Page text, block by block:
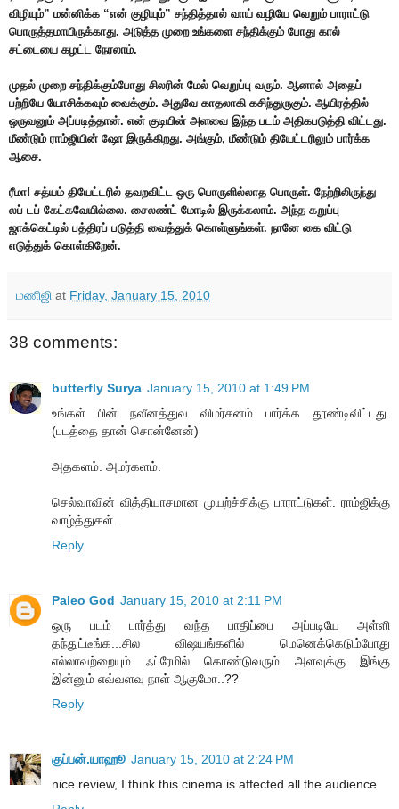
விழியும்” மன்னிக்க “என் குழியும்” சந்தித்தால் வாய் வழியே வெறும் பாராட்டு
பொருத்தமாயிருக்காது. அடுத்த முறை உங்களை சந்திக்கும் போது கால்
சட்டையை கழட்ட நேரலாம்.
முதல் முறை சந்திக்கும்போது சிலரின் மேல் வெறுப்பு வரும். ஆனால் அதைப்
பற்றியே யோசிக்கவும் வைக்கும். அதுவே காதலாகி கசிந்துருகும். ஆயிரத்தில்
ஒருவனும் அப்படித்தான். என் குடியின் அளவை இந்த படம் அதிகபடுத்தி விட்டது.
மீண்டும் ராம்ஜியின் ஷோ இருக்கிறது. அங்கும், மீண்டும் தியேட்டரிலும் பார்க்க
ஆசை.
ரீமா! சத்யம் தியேட்டரில் தவறவிட்ட ஒரு பொருளில்லாத பொருள். நேற்றிலிருந்து
லப் டப் கேட்கவேயில்லை. சைலண்ட் மோடில் இருக்கலாம். அந்த கறுப்பு
ஜாக்கெட்டில் பத்திரப் படுத்தி வைத்துக் கொள்ளுங்கள். நானே கை விட்டு
எடுத்துக் கொள்கிறேன்.
மணிஜி at Friday, January 15, 2010
38 comments:
butterfly Surya January 15, 2010 at 1:49 PM
உங்கள் பின் நவீனத்துவ விமர்சனம் பார்க்க தூண்டிவிட்டது.
(படத்தை தான் சொன்னேன்)
அதகளம். அமர்களம்.
செல்வாவின் வித்தியாசமான முயற்ச்சிக்கு பாராட்டுகள். ராம்ஜிக்கு
வாழ்த்துகள்.
Reply
Paleo God January 15, 2010 at 2:11 PM
ஒரு படம் பார்த்து வந்த பாதிப்பை அப்படியே அள்ளி
தந்துட்டீங்க...சில விஷயங்களில் மெனெக்கெடும்போது
எல்லாவற்றையும் ஃப்ரேமில் கொண்டுவரும் அளவுக்கு இங்கு
இன்னும் எவ்வளவு நாள் ஆகுமோ..??
Reply
குப்பன்.யாஹூ January 15, 2010 at 2:24 PM
nice review, I think this cinema is affected all the audience